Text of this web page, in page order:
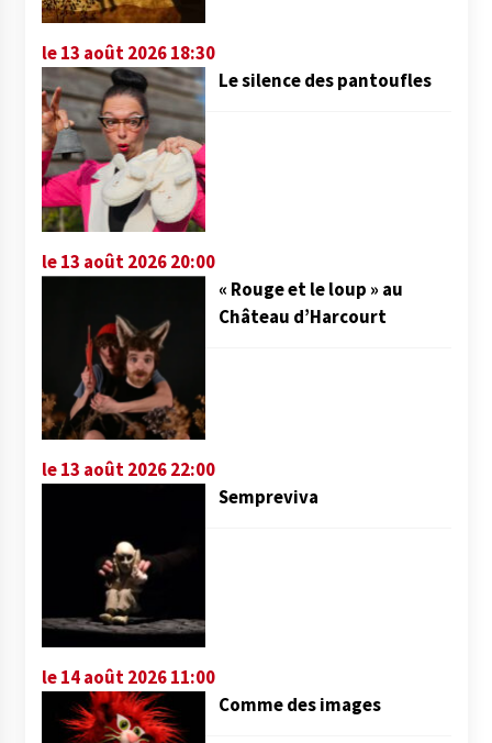
le 13 août 2026 18:30
Le silence des pantoufles
le 13 août 2026 20:00
« Rouge et le loup » au
Château d’Harcourt
le 13 août 2026 22:00
Sempreviva
le 14 août 2026 11:00
Comme des images